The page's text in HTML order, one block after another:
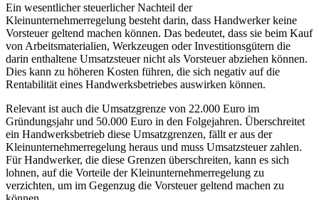
Ein wesentlicher steuerlicher Nachteil der
Kleinunternehmerregelung besteht darin, dass Handwerker keine
Vorsteuer geltend machen können. Das bedeutet, dass sie beim Kauf
von Arbeitsmaterialien, Werkzeugen oder Investitionsgütern die
darin enthaltene Umsatzsteuer nicht als Vorsteuer abziehen können.
Dies kann zu höheren Kosten führen, die sich negativ auf die
Rentabilität eines Handwerksbetriebes auswirken können.
Relevant ist auch die Umsatzgrenze von 22.000 Euro im
Gründungsjahr und 50.000 Euro in den Folgejahren. Überschreitet
ein Handwerksbetrieb diese Umsatzgrenzen, fällt er aus der
Kleinunternehmerregelung heraus und muss Umsatzsteuer zahlen.
Für Handwerker, die diese Grenzen überschreiten, kann es sich
lohnen, auf die Vorteile der Kleinunternehmerregelung zu
verzichten, um im Gegenzug die Vorsteuer geltend machen zu